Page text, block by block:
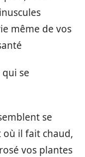
même de vos
se
se
il fait chaud,
vos plantes